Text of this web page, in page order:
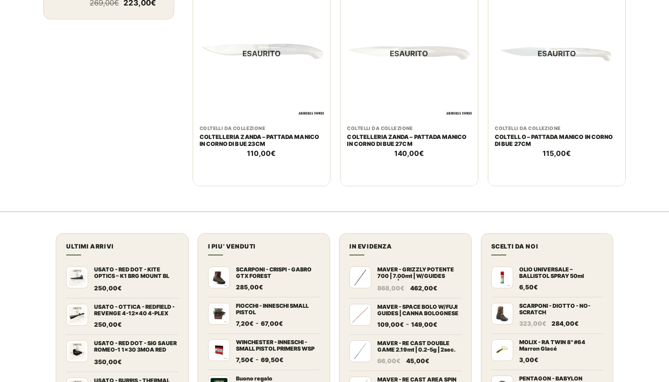
269,00€ Il
originale
223,00€Il
prezzo
attuale
ESAURITO
COLTELLI DA COLLEZIONE
COLTELLERIA ZANDA – PATTADA MANICO
IN CORNO DI BUE 23CM
110,00€
ESAURITO
COLTELLI DA COLLEZIONE
COLTELLERIA ZANDA – PATTADA MANICO
IN CORNO DI BUE 27CM
140,00€
ESAURITO
COLTELLI DA COLLEZIONE
COLTELLO – PATTADA MANICO IN CORNO
DI BUE 27CM
115,00€
ULTIMI ARRIVI
USATO - RED DOT - KITE
OPTICS – K1 BRG MOUNT BL
250,00€
USATO - OTTICA - REDFIELD -
REVENGE 4-12x40 4-PLEX
250,00€
USATO - RED DOT - SIG SAUER
ROMEO-1 1x30 3MOA RED
350,00€
USATO - BURRIS - THERMAL
I PIU’ VENDUTI
SCARPONI - CRISPI - GABRO
GTX FOREST
285,00€
FIOCCHI - INNESCHI SMALL
PISTOL
7,20€ - 67,00€Fascia
prezzo:
da
7,20€
WINCHESTER - INNESCHI -
SMALL PISTOL PRIMERS WSP
7,50€ - 69,50€Fascia
Buono regalo
IN EVIDENZA
MAVER - GRIZZLY POTENTE
700 | 7.00mt | W/GUIDES
BLOCK | Canna Trota Torrente
868,00€
Il
originale
era:
868,00€.
462,00€Il
attuale
è:
462,00€.
MAVER - SPACE BOLO W/FUJI
GUIDES | CANNA BOLOGNESE
109,00€ - 149,00€Fascia
prezzo:
da
MAVER - RE CAST DOUBLE
GAME 2.19mt | 0.2-5g | 2sec.
66,00€
Il
originale
45,00€Il
attuale
MAVER - RE CAST AREA SPIN
SCELTI DA NOI
OLIO UNIVERSALE –
BALLISTOL SPRAY 50ml
6,50€
SCARPONI - DIOTTO - NO-
SCRATCH
323,00€
Il
originale
era:
284,00€Il
attuale
MOLIX - RA TWIN 8" #64
Marron Glacé
3,00€
PENTAGON - BABYLON